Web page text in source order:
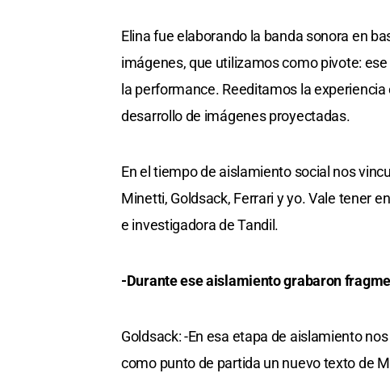
Elina fue elaborando la banda sonora en
imágenes, que utilizamos como pivote:
la performance. Reeditamos la
desarrollo de imágenes proyectadas.
En el tiempo de aislamiento social nos
Minetti, Goldsack, Ferrari y yo. Vale tener
e investigadora de Tandil.
-Durante ese aislamiento grabaron
Goldsack: -En esa etapa de aislamiento
como punto de partida un nuevo texto de